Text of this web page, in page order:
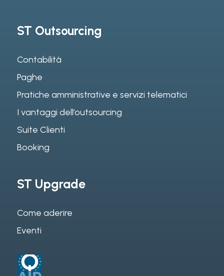
ST Outsourcing
Contabilità
Paghe
Pratiche amministrative e servizi telematici
I vantaggi dell’outsourcing
Suite Clienti
Booking
ST Upgrade
Come aderire
Eventi